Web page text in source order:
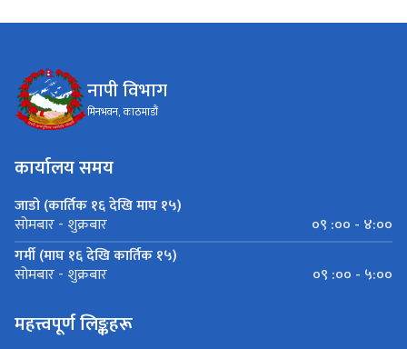
नापी विभाग
मिनभवन, काठमाडौं
कार्यालय समय
जाडो (कार्तिक १६ देखि माघ १५)
सोमबार - शुक्रबार
०९ :०० - ४:००
गर्मी (माघ १६ देखि कार्तिक १५)
सोमबार - शुक्रबार ०९ :०० - ५:००
महत्त्वपूर्ण लिङ्कहरू